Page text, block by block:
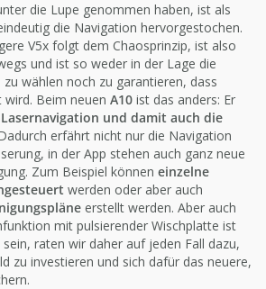
die Lupe genommen haben, ist als
die Navigation hervorgestochen.
V5x folgt dem Chaosprinzip, ist also
und ist so weder in der Lage die
wählen noch zu garantieren, dass
wird. Beim neuen A10 ist das anders: Er
und damit auch die
erfährt nicht nur die Navigation
in der App stehen auch ganz neue
Zum Beispiel können einzelne
werden oder aber auch
erstellt werden. Aber auch
mit pulsierender Wischplatte ist
sein, raten wir daher auf jeden Fall dazu,
zu investieren und sich dafür das neuere,